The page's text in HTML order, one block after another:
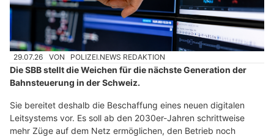
29.07.26 VON POLIZEI.NEWS REDAKTION
Die SBB stellt die Weichen für die nächste Generation der
Bahnsteuerung in der Schweiz.
Sie bereitet deshalb die Beschaffung eines neuen digitalen
Leitsystems vor. Es soll ab den 2030er-Jahren schrittweise
mehr Züge auf dem Netz ermöglichen, den Betrieb noch